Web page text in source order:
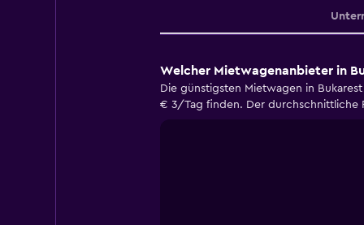
Welcher Mietwagenanbieter in
Die günstigsten Mietwagen in
€ 3/Tag finden. Der durchschnittliche